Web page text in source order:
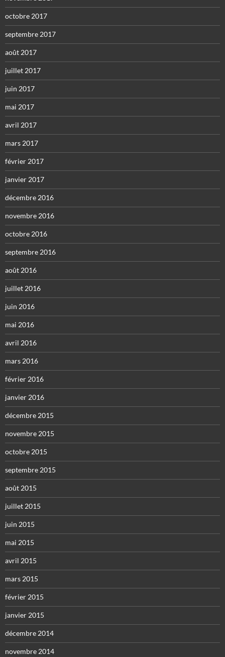
octobre 2017
septembre 2017
août 2017
juillet 2017
juin 2017
mai 2017
avril 2017
mars 2017
février 2017
janvier 2017
décembre 2016
novembre 2016
octobre 2016
septembre 2016
août 2016
juillet 2016
juin 2016
mai 2016
avril 2016
mars 2016
février 2016
janvier 2016
décembre 2015
novembre 2015
octobre 2015
septembre 2015
août 2015
juillet 2015
juin 2015
mai 2015
avril 2015
mars 2015
février 2015
janvier 2015
décembre 2014
novembre 2014